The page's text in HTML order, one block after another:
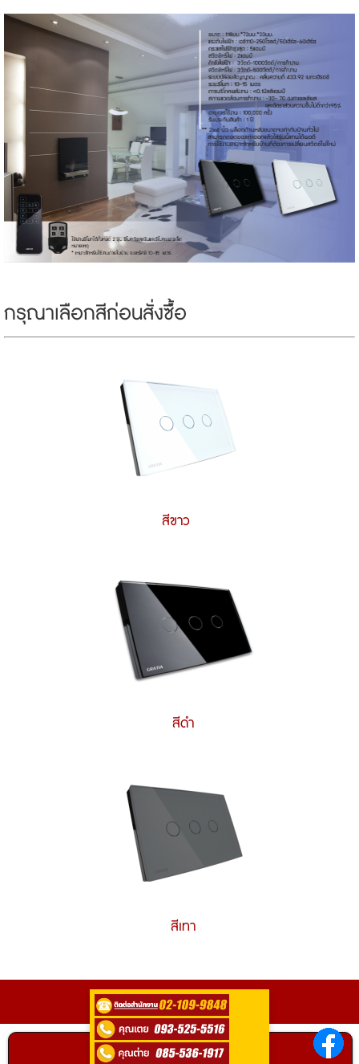
กรุณาเลือกสีก่อนสั่งซ์ื้อ
สีขาว
สีดำ
สีเทา
ติดต่อ0935255516
ติดต่อสอบถามได้ที่